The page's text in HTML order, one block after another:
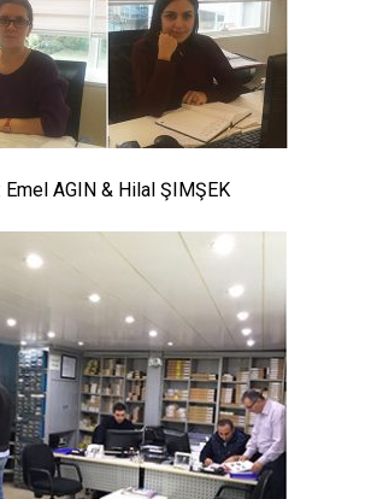
AGIN & Hilal ŞIMŞEK